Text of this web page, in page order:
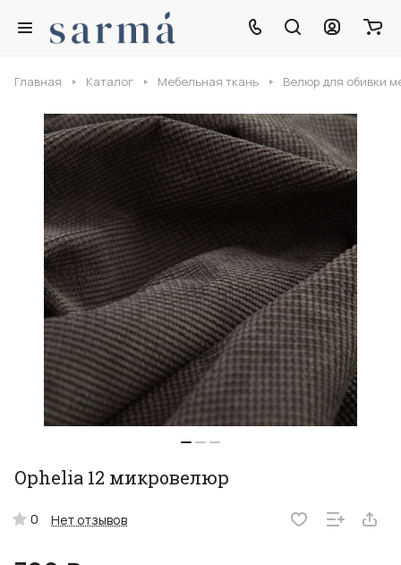
Главная Каталог Мебельная ткань Велюр для обивки
Ophelia 12 микровелюр
0 Нет отзывов